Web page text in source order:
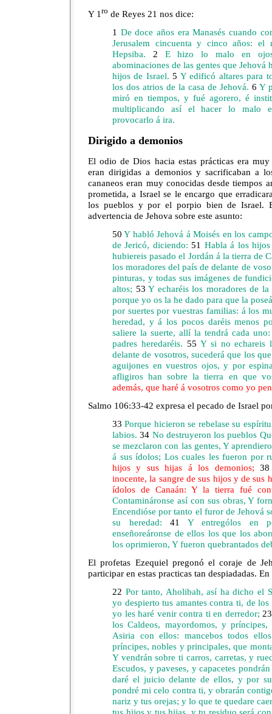
Y 1ro de Reyes 21 nos dice:
1 De doce años era Manasés cuando
Jerusalem cincuenta y cinco años: el
Hepsiba. 2 E hizo lo malo en
abominaciones de las gentes que Jehová
hijos de Israel.5 Y edificó altares para
los dos atrios de la casa de Jehová. 6 Y
miró en tiempos, y fué agorero, é
multiplicando así el hacer lo malo
provocarlo á ira.
Dirigido a demonios
El odio de Dios hacia estas prácticas era
eran dirigidas a demonios y sacrificaban a
cananeos eran muy conocidas desde tiempos
prometida, a Israel se le encargo que
los pueblos y por el porpio bien de Israel.
advertencia de Jehova sobre este asunto:
50Y habló Jehová á Moisés en los
de Jericó, diciendo:51 Habla á los
hubiereis pasado el Jordán á la tierra de
los moradores del país de delante de
pinturas, y todas sus imágenes de
altos; 53 Y echaréis los moradores de
porque yo os la he dado para que la
por suertes por vuestras familias: á los
heredad, y á los pocos daréis menos
saliere la suerte, allí la tendrá cada
padres heredaréis. 55 Y si no echareis
delante de vosotros, sucederá que los
aguijones en vuestros ojos, y por
afligiros han sobre la tierra en que
además, que haré á vosotros como yo
Salmo 106:33-42 expresa el pecado de Israel
33 Porque hicieron se rebelase su
labios.34 No destruyeron los pueblos
se mezclaron con las gentes, Y
á sus ídolos; Los cuales les fueron por
hijos y sus hijas á los demonios;38
inocente, la sangre de sus hijos y de sus
ídolos de Canaán: Y la tierra fué
Contamináronse así con sus obras, Y
Encendióse por tanto el furor de Jehová
su heredad: 41
Y entrególos en
enseñoreáronse de ellos los que los
los oprimieron, Y fueron quebrantados
El profetas Ezequiel pregonó el coraje de
participar en estas practicas tan despiadadas.
22 Por tanto, Aholibah, así ha dicho el
yo despierto tus amantes contra ti, de
yo les haré venir contra ti en derredor; 23
los Caldeos, mayordomos, y
Asiria con ellos: mancebos todos
príncipes, nobles y principales, que
Y vendrán sobre ti carros, carretas, y
Escudos, y paveses, y capacetes
daré el juicio delante de ellos, y por
pondré mi celo contra ti, y obrarán
nariz y tus orejas; y lo que te quedare
tus hijos y tus hijas, y tu residuo será